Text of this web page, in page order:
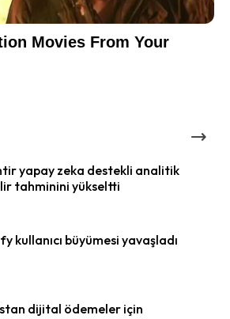
yapay zeka destekli analitik
tahminini yükseltti
kullanıcı büyümesi yavaşladı
dijital ödemeler için